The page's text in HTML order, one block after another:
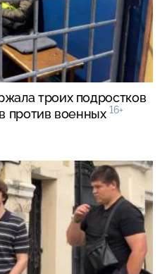
троих подростков
против военных 16+